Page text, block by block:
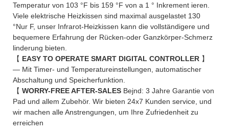
Temperatur von 103 °F bis 159 °F von a 1 ° Inkrement ieren.
Viele elektrische Heizkissen sind maximal ausgelastet 130
°Nur F, unser Infrarot-Heizkissen kann die vollständigere und
bequemere Erfahrung der Rücken-oder Ganzkörper-Schmerz
linderung bieten.
【 EASY TO OPERATE SMART DIGITAL CONTROLLER 】
— Mit Timer- und Temperatureinstellungen, automatischer
Abschaltung und Speicherfunktion.
【 WORRY-FREE AFTER-SALES Bejnd: 3 Jahre Garantie von
Pad und allem Zubehör. Wir bieten 24x7 Kunden service, und
wir machen alle Anstrengungen, um Ihre Zufriedenheit zu
erreichen